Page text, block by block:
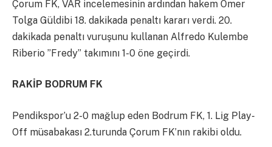
Çorum FK, VAR incelemesinin ardından hakem Ömer
Tolga Güldibi 18. dakikada penaltı kararı verdi. 20.
dakikada penaltı vuruşunu kullanan Alfredo Kulembe
Riberio ”Fredy” takımını 1-0 öne geçirdi.
RAKİP BODRUM FK
Pendikspor’u 2-0 mağlup eden Bodrum FK, 1. Lig Play-
Off müsabakası 2.turunda Çorum FK’nın rakibi oldu.